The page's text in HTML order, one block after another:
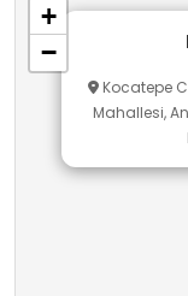
Kocatepe
Mahallesi,
+
−